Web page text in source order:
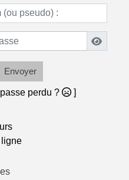
Envoyer
perdu ? ]